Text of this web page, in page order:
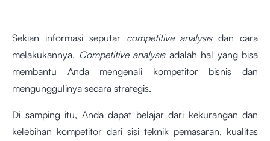
Sekian informasi seputar competitive analysisdan cara
melakukannya. Competitive analysisadalah hal yang bisa
membantu Anda mengenali kompetitor bisnis dan
mengunggulinya secara strategis.
Di samping itu, Anda dapat belajar dari kekurangan dan
kelebihan kompetitor dari sisi teknik pemasaran, kualitas